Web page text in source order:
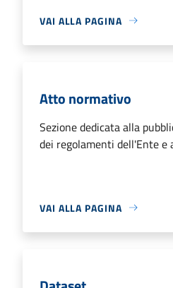
VAI ALLA PAGINA
Atto normativo
Sezione dedicata alla
dei regolamenti dell'Ente e
VAI ALLA PAGINA